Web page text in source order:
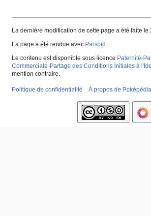
La dernière modification de cette page a été faite
La page a été rendue avec Parsoid .
Le contenu est disponible sous licence Paternité-
Commerciale-Partage des Conditions Initiales à
mention contraire.
Politique de confidentialité À propos de Poképédia